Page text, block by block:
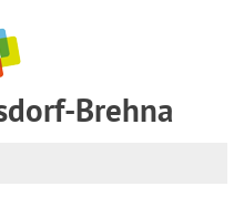
Brehna